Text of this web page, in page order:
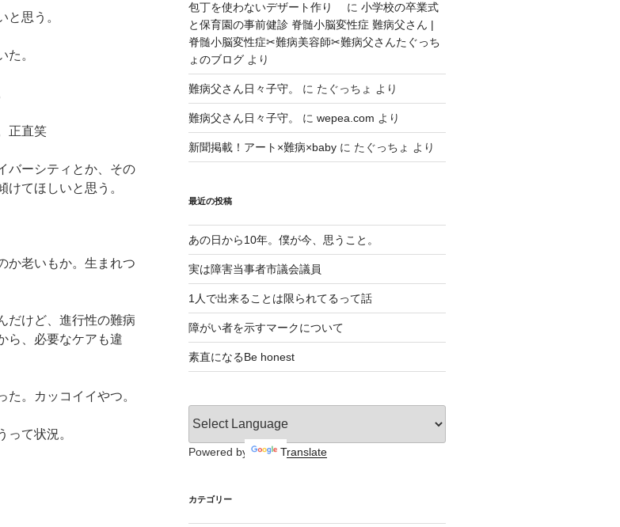
思う。
た。
正直笑
バーシティとか、その
てほしいと思う。
か老いもか。生まれつ
だけど、進行性の難病
ら、必要なケアも違
。カッコイイやつ。
て状況。
包丁を使わないデザート作り に 小学校の卒業式
と保育園の事前健診 脊髄小脳変性症 難病父さん |
脊髄小脳変性症✂︎難病美容師✂︎難病父さんたぐっち
ょのブログより
難病父さん日々子守。 に たぐっちょ より
難病父さん日々子守。 に wepea.com より
新聞掲載！アート×難病×babyに たぐっちょ より
最近の投稿
あの日から10年。僕が今、思うこと。
実は障害当事者市議会議員
1人で出来ることは限られてるって話
障がい者を示すマークについて
素直になるBe honest
Powered by Translate
カテゴリー